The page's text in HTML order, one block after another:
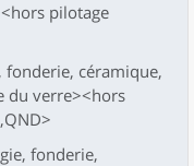
pilotage
céramique,
du verre><hors
fonderie,